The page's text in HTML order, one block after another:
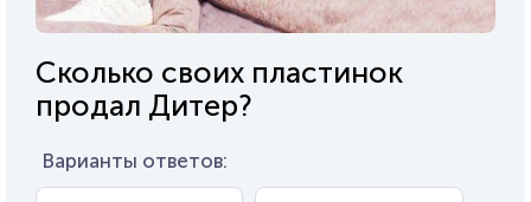
Сколько своих пластинок
продал Дитер?
Варианты ответов: